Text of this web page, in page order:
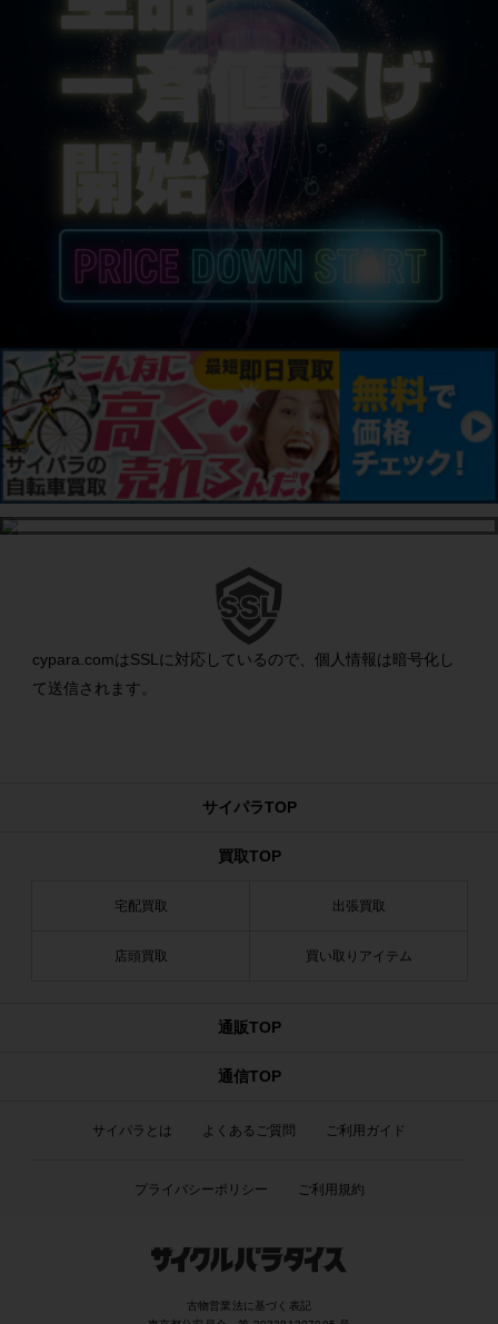
cypara.comはSSLに対応しているので、個人情報は暗号化し
て送信されます。
サイパラTOP
買取TOP
宅配買取 出張買取
店頭買取 買い取りアイテム
通販TOP
通信TOP
サイパラとは よくあるご質問 ご利用ガイド
プライバシーポリシー ご利用規約
古物営業法に基づく表記